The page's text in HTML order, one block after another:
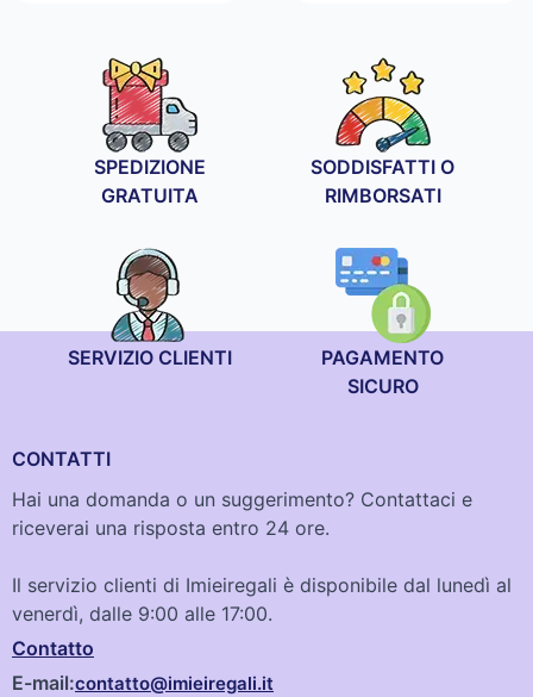
24,90 €
a
89,90 €
SPEDIZIONE
GRATUITA
SODDISFATTI O
RIMBORSATI
SERVIZIO CLIENTI
PAGAMENTO
SICURO
CONTATTI
Hai una domanda o un suggerimento? Contattaci e
riceverai una risposta entro 24 ore.
Il servizio clienti di Imieiregali è disponibile dal lunedì al
venerdì, dalle 9:00 alle 17:00.
Contatto
E-mail:contatto@imieiregali.it